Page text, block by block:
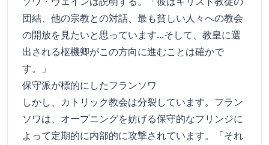
団結、他の宗教との対話、最も貧しい人々への教会
の開放を見たいと思っています...そして、教皇に選
出される枢機卿がこの方向に進むことは確かで
す。」
保守派が標的にしたフランソワ
しかし、カトリック教会は分裂しています。フラン
ソワは、オープニングを妨げる保守的なフリンジに
よって定期的に内部的に攻撃されています。「それ